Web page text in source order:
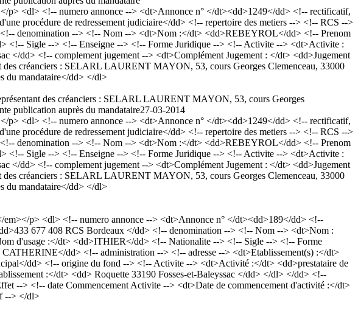
p> <dl> <!-- numero annonce --> <dt>Annonce n° </dt><dd>1249</dd> <!-- rectificatif,
procédure de redressement judiciaire</dd> <!-- repertoire des metiers --> <!-- RCS -->
denomination --> <!-- Nom --> <dt>Nom :</dt> <dd>REBEYROL</dd> <!-- Prenom
<!-- Sigle --> <!-- Enseigne --> <!-- Forme Juridique --> <!-- Activite --> <dt>Activite :
</dd> <!-- complement jugement --> <dt>Complément Jugement : </dt> <dd>Jugement
des créanciers : SELARL LAURENT MAYON, 53, cours Georges Clemenceau, 33000
du mandataire</dd> </dl>
des créanciers : SELARL LAURENT MAYON, 53, cours Georges
publication auprès du mandataire27-03-2014
p> <dl> <!-- numero annonce --> <dt>Annonce n° </dt><dd>1249</dd> <!-- rectificatif,
procédure de redressement judiciaire</dd> <!-- repertoire des metiers --> <!-- RCS -->
denomination --> <!-- Nom --> <dt>Nom :</dt> <dd>REBEYROL</dd> <!-- Prenom
<!-- Sigle --> <!-- Enseigne --> <!-- Forme Juridique --> <!-- Activite --> <dt>Activite :
</dd> <!-- complement jugement --> <dt>Complément Jugement : </dt> <dd>Jugement
des créanciers : SELARL LAURENT MAYON, 53, cours Georges Clemenceau, 33000
du mandataire</dd> </dl>
p> <dl> <!-- numero annonce --> <dt>Annonce n° </dt><dd>189</dd> <!--
677 408 RCS Bordeaux </dd> <!-- denomination --> <!-- Nom --> <dt>Nom :
d'usage :</dt> <dd>ITHIER</dd> <!-- Nationalite --> <!-- Sigle --> <!-- Forme
dd> <!-- administration --> <!-- adresse --> <dt>Etablissement(s) :</dt>
dd> <!-- origine du fond --> <!-- Activite --> <dt>Activité :</dt> <dd>prestataire de
:</dt> <dd> Roquette 33190 Fosses-et-Baleyssac </dd> </dl> </dd> <!--
> <!-- date Commencement Activite --> <dt>Date de commencement d'activité :</dt>
--> </dl>